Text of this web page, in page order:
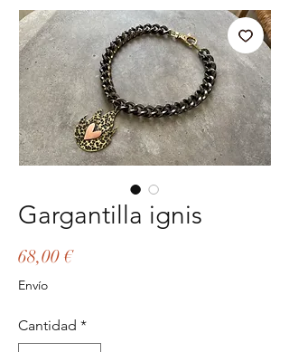
Gargantilla ignis
68,00 €Precio
Envío
Cantidad *